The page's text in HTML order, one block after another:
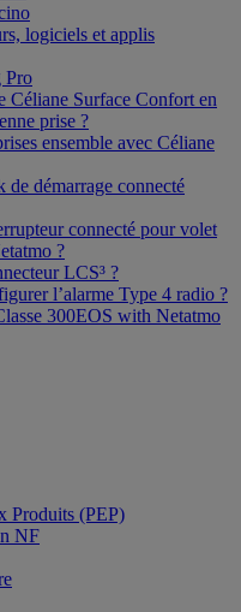
logiciels et applis
Pro
Céliane Surface Confort en
prise ?
ensemble avec Céliane
démarrage connecté
connecté pour volet
?
LCS³ ?
l’alarme Type 4 radio ?
300EOS with Netatmo
Produits (PEP)
NF